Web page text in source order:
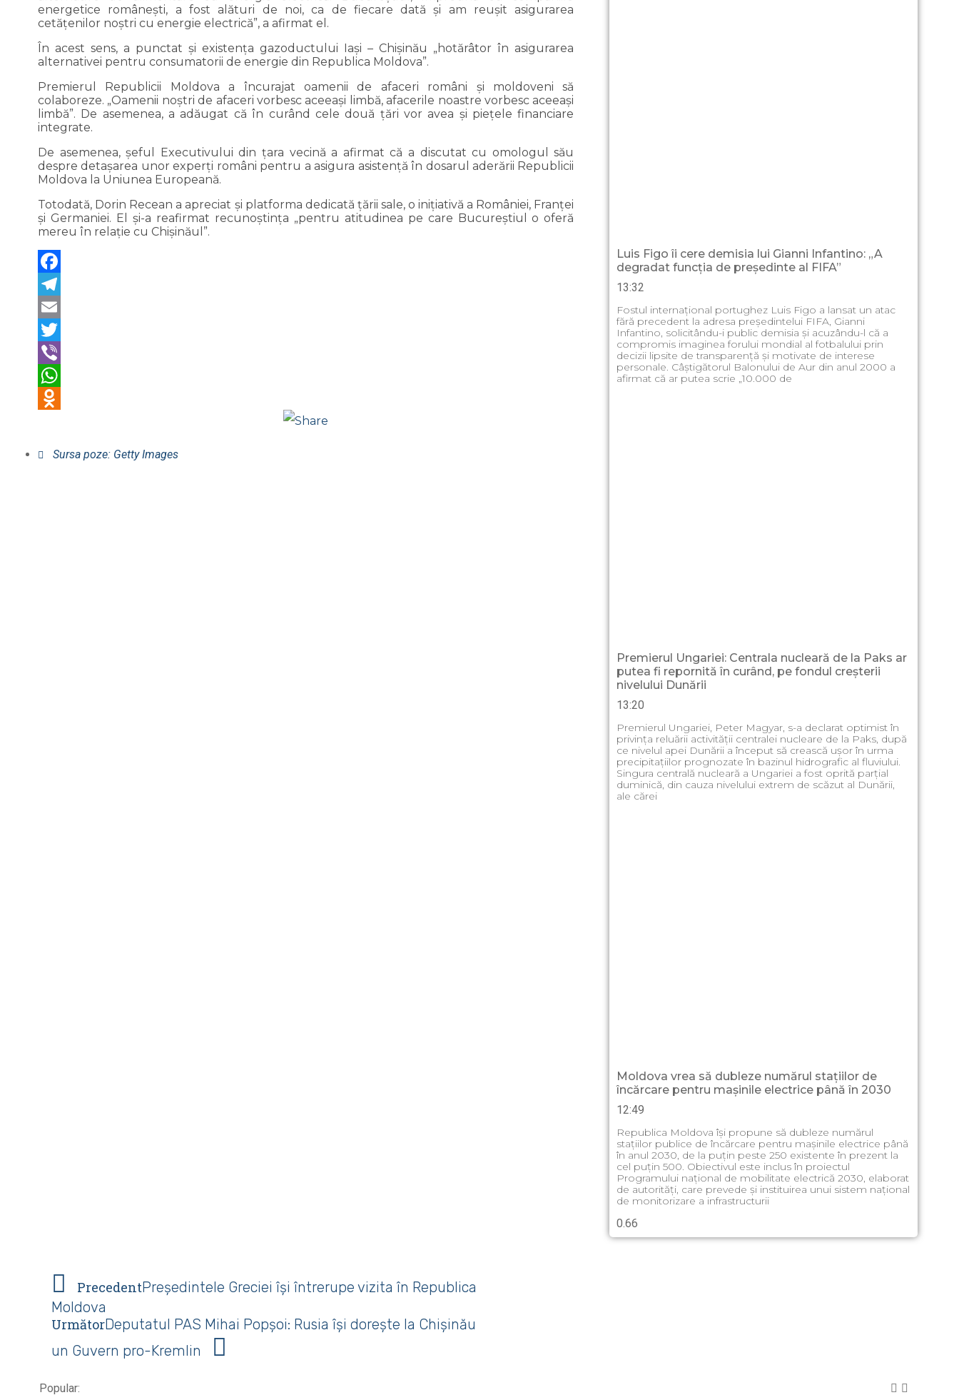
energetice româneşti, a fost alături de noi, ca de fiecare dată şi am reuşit asigurarea
cetăţenilor noştri cu energie electrică”, a afirmat el.
În acest sens, a punctat şi existenţa gazoductului Iaşi – Chişinău „hotărâtor în asigurarea
alternativei pentru consumatorii de energie din Republica Moldova”.
Premierul Republicii Moldova a încurajat oamenii de afaceri români şi moldoveni să
colaboreze. „Oamenii noştri de afaceri vorbesc aceeaşi limbă, afacerile noastre vorbesc aceeaşi
limbă”. De asemenea, a adăugat că în curând cele două ţări vor avea şi pieţele financiare
integrate.
De asemenea, şeful Executivului din ţara vecină a afirmat că a discutat cu omologul său
despre detaşarea unor experţi români pentru a asigura asistenţă în dosarul aderării Republicii
Moldova la Uniunea Europeană.
Totodată, Dorin Recean a apreciat şi platforma dedicată ţării sale, o iniţiativă a României, Franţei
şi Germaniei. El şi-a reafirmat recunoştinţa „pentru atitudinea pe care Bucureştiul o oferă
mereu în relaţie cu Chişinăul”.
Odnoklassniki
Sursa poze: Getty Images
Luis Figo îi cere demisia lui Gianni Infantino: „A
degradat funcția de președinte al FIFA”
13:32
Fostul internațional portughez Luis Figo a lansat un atac
fără precedent la adresa președintelui FIFA, Gianni
Infantino, solicitându-i public demisia și acuzându-l că a
compromis imaginea forului mondial al fotbalului prin
decizii lipsite de transparență și motivate de interese
personale. Câștigătorul Balonului de Aur din anul 2000 a
afirmat că ar putea scrie „10.000 de
Premierul Ungariei: Centrala nucleară de la Paks ar
putea fi repornită în curând, pe fondul creșterii
nivelului Dunării
13:20
Premierul Ungariei, Peter Magyar, s-a declarat optimist în
privința reluării activității centralei nucleare de la Paks, după
ce nivelul apei Dunării a început să crească ușor în urma
precipitațiilor prognozate în bazinul hidrografic al fluviului.
Singura centrală nucleară a Ungariei a fost oprită parțial
duminică, din cauza nivelului extrem de scăzut al Dunării,
ale cărei
Moldova vrea să dubleze numărul stațiilor de
încărcare pentru mașinile electrice până în 2030
12:49
Republica Moldova își propune să dubleze numărul
stațiilor publice de încărcare pentru mașinile electrice până
în anul 2030, de la puțin peste 250 existente în prezent la
cel puțin 500. Obiectivul este inclus în proiectul
Programului național de mobilitate electrică 2030, elaborat
de autorități, care prevede și instituirea unui sistem național
de monitorizare a infrastructurii
PrecedentPreședintele Greciei își întrerupe vizita în Republica
Moldova
UrmătorDeputatul PAS Mihai Popșoi: Rusia își dorește la Chișinău
un Guvern pro-Kremlin
Popular: